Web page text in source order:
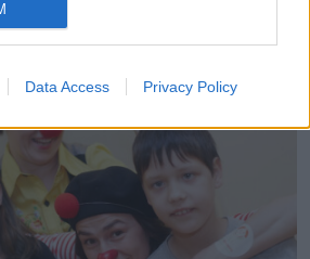
Data Access Privacy Policy